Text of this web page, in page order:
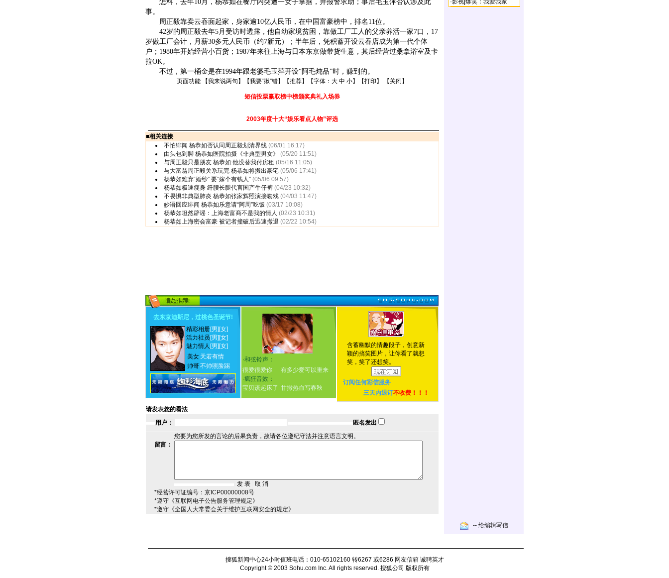
怎料，去年10月，杨恭如在餐厅内突遭一女子掌掴，并报警求助；事后毛玉萍否认涉及此
事。
周正毅靠卖云吞面起家，身家逾10亿人民币，在中国富豪榜中，排名11位。
42岁的周正毅去年5月受访时透露，他自幼家境贫困，靠做工厂工人的父亲养活一家7口，17
岁做工厂会计，月薪30多元人民币（约7新元）；半年后，凭积蓄开设云吞店成为第一代个体
户；1980年开始经营小百货；1987年来往上海与日本东京做带货生意，其后经营过桑拿浴室及卡
拉OK。
不过，第一桶金是在1994年跟老婆毛玉萍开设“阿毛炖品”时，赚到的。
页面功能 【我来说两句 】【我要“揪”错】【推荐】【字体： 大 中 小】【打印 】 【 关闭 】
短信投票赢取榜中榜颁奖典礼入场券
2003年度十大“娱乐看点人物”评选
■相关连接
不怕绯闻 杨恭如否认同周正毅划清界线 (06/01 16:17)
由头包到脚 杨恭如医院拍摄《非典型男女》
(05/20 11:51)
与周正毅只是朋友 杨恭如:他没替我付房租 (05/16 11:05)
与大富翁周正毅关系玩完 杨恭如将搬出豪宅 (05/06 17:41)
杨恭如难弃“婚纱” 要“嫁个有钱人” (05/06 09:57)
杨恭如极速瘦身 纤腰长腿代言国产牛仔裤 (04/23 10:32)
不畏惧非典型肺炎 杨恭如张家辉照演接吻戏 (04/03 11:47)
妙语回应绯闻 杨恭如乐意请“阿周”吃饭 (03/17 10:08)
杨恭如坦然辟谣：上海老富商不是我的情人 (02/23 10:31)
杨恭如上海密会富豪 被记者撞破后迅速撤退 (02/22 10:54)
去东京迪斯尼，过桃色圣诞节!
精彩相册[男] [女]
活力社员 [男] [女]
魅力情人 [男] [女]
美女 天若有情
帅哥不帅照脸踢
·和弦铃声：
很爱很爱你
有多少爱可以重来
·疯狂音效：
宝贝该起床了 甘撒热血写春秋
含蓄幽默的情趣段子，创意新
颖的搞笑图片，让你看了就想
笑，笑了还想笑。
订阅任何彩信服务
三天内退订不收费！！！
请发表您的看法
用户：
匿名发出
您要为您所发的言论的后果负责，故请各位遵纪守法并注意语言文明。
留言：
*经营许可证编号：京ICP00000008号
*遵守《互联网电子公告服务管理规定》
*遵守《全国人大常委会关于维护互联网安全的规定》
·影视 爆笑：我爱我家
-- 给编辑写信
搜狐新闻中心24小时值班电话：010-65102160 转6267 或6286 网友信箱 诚聘英才
Copyright © 2003 Sohu.com Inc. All rights reserved.搜狐公司 版权所有